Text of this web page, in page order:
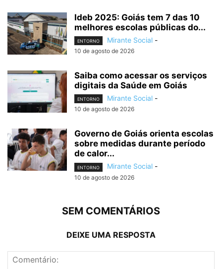
Ideb 2025: Goiás tem 7 das 10
melhores escolas públicas do...
ENTORNO Mirante Social -
10 de agosto de 2026
Saiba como acessar os serviços
digitais da Saúde em Goiás
ENTORNO Mirante Social -
10 de agosto de 2026
Governo de Goiás orienta escolas
sobre medidas durante período
de calor...
ENTORNO Mirante Social -
10 de agosto de 2026
SEM COMENTÁRIOS
DEIXE UMA RESPOSTA